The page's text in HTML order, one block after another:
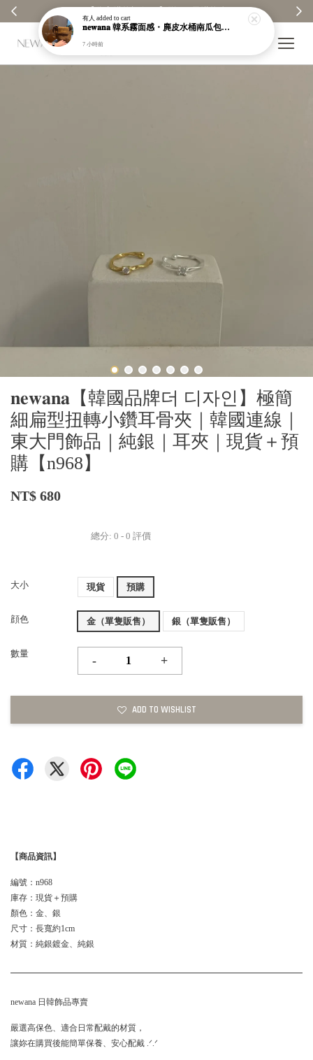
𝐧𝐞𝐰𝐚𝐧𝐚【韓國品牌더 디자인】極簡
細扁型扭轉小鑽耳骨夾｜韓國連線｜
東大門飾品｜純銀｜耳夾｜現貨＋預
購【n968】
NT$ 680
總分: 0 - 0 評價
大小 現貨 預購
顔色 金（單隻販售） 銀（單隻販售）
數量
- +
ADD TO WISHLIST
【商品資訊】
編號：n968
庫存：現貨＋預購
顏色：金、銀
尺寸：長寬約1cm
材質：純銀鍍金、純銀
newana 日韓飾品專賣
嚴選高保色、適合日常配戴的材質，
讓妳在購買後能簡單保養、安心配戴 .ᐟ.ᐟ
有人 added to cart
𝐧𝐞𝐰𝐚𝐧𝐚 韓系霧面感・麂皮水桶南瓜包｜通勤日常包｜高級皮革｜現貨＋預購【nk62】
7 小時前